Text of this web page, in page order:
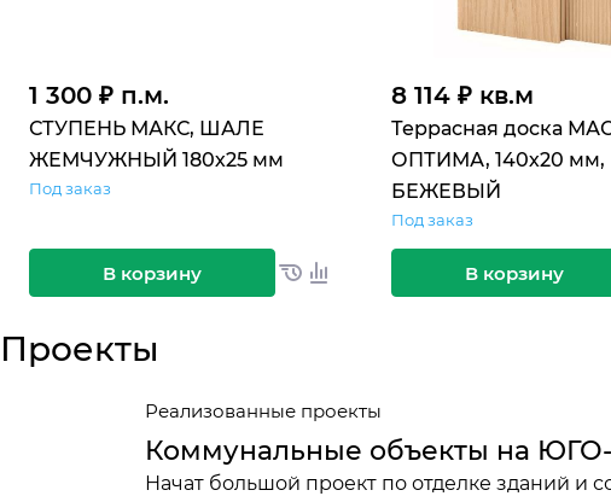
1 300 ₽ п.м.
СТУПЕНЬ МАКС, ШАЛЕ
ЖЕМЧУЖНЫЙ 180х25 мм
Под заказ
В корзину
8 114 ₽ кв.м
Террасная доска
ОПТИМА, 140х20 мм,
БЕЖЕВЫЙ
Под заказ
В корзину
Проекты
Реализованные проекты
Коммунальные объекты на
Начат большой проект по отделке зданий и